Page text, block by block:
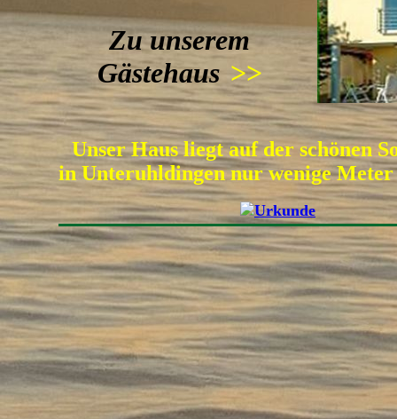
Zu unserem
Gästehaus >>
Unser Haus liegt auf der schönen
in Unteruhldingen nur wenige